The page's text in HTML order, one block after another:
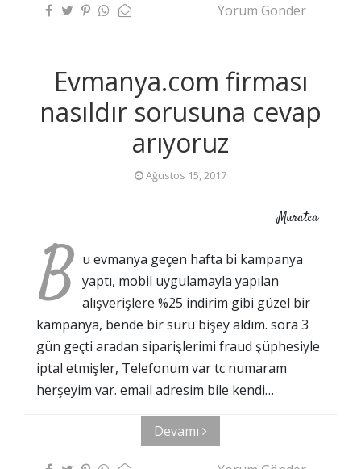
Yorum Gönder
Evmanya.com firması
nasıldır sorusuna cevap
arıyoruz
Ağustos 15, 2017
Muratca
B u evmanya geçen hafta bi kampanya
yaptı, mobil uygulamayla yapılan
alışverişlere %25 indirim gibi güzel bir
kampanya, bende bir sürü bişey aldım. sora 3
gün geçti aradan siparişlerimi fraud şüphesiyle
iptal etmişler, Telefonum var tc numaram
herşeyim var. email adresim bile kendi…
Devamı